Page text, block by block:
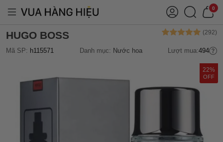
0
HUGO BOSS
Mã SP: h115571 Danh mục: Nước hoa Lượt mua:494
22%
OFF